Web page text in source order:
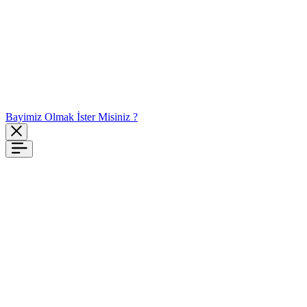
Bayimiz Olmak İster Misiniz ?